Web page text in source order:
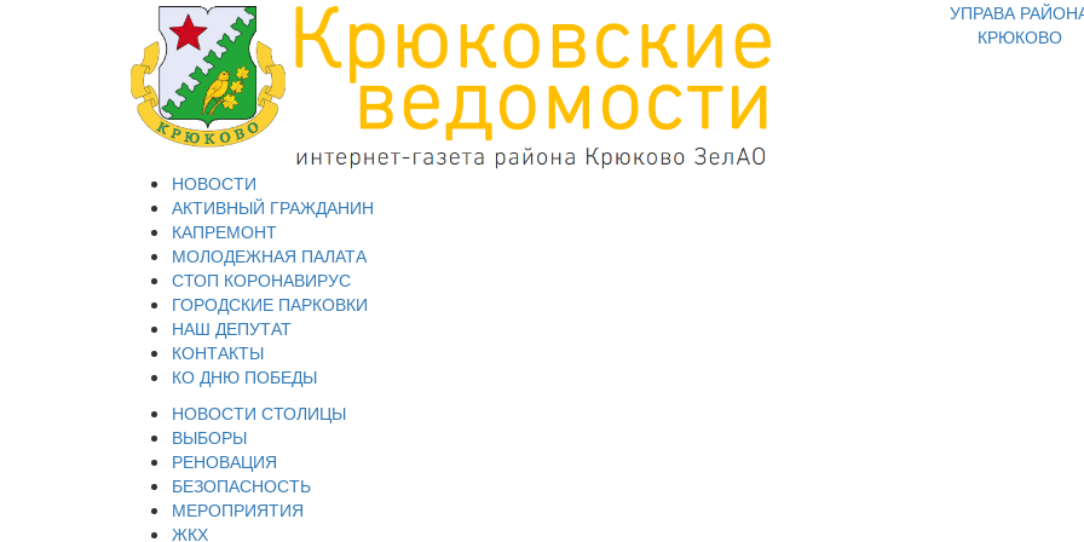
УПРАВА
КРЮКОВО
НОВОСТИ
АКТИВНЫЙ ГРАЖДАНИН
КАПРЕМОНТ
МОЛОДЕЖНАЯ ПАЛАТА
СТОП КОРОНАВИРУС
ГОРОДСКИЕ ПАРКОВКИ
НАШ ДЕПУТАТ
КОНТАКТЫ
КО ДНЮ ПОБЕДЫ
НОВОСТИ СТОЛИЦЫ
ВЫБОРЫ
РЕНОВАЦИЯ
БЕЗОПАСНОСТЬ
МЕРОПРИЯТИЯ
ЖКХ